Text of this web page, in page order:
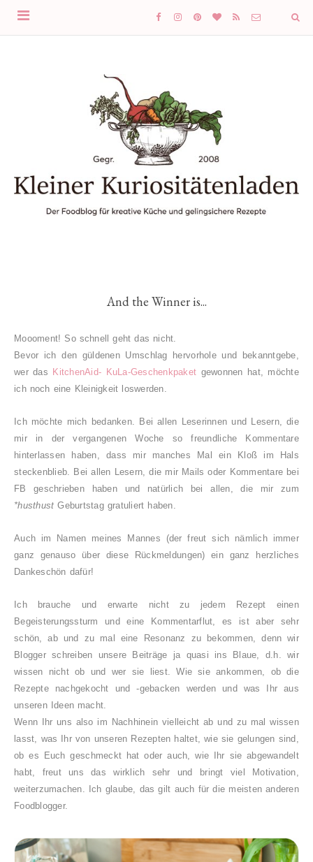
And the Winner is...
Moooment! So schnell geht das nicht.
Bevor ich den güldenen Umschlag hervorhole und bekanntgebe,
wer das KitchenAid- KuLa-Geschenkpaket gewonnen hat, möchte
ich noch eine Kleinigkeit loswerden.
Ich möchte mich bedanken. Bei allen Leserinnen und Lesern, die
mir in der vergangenen Woche so freundliche Kommentare
hinterlassen haben, dass mir manches Mal ein Kloß im Hals
steckenblieb. Bei allen Lesern, die mir Mails oder Kommentare bei
FB geschrieben haben und natürlich bei allen, die mir zum
*husthust Geburtstag gratuliert haben.
Auch im Namen meines Mannes (der freut sich nämlich immer
ganz genauso über diese Rückmeldungen) ein ganz herzliches
Dankeschön dafür!
Ich brauche und erwarte nicht zu jedem Rezept einen
Begeisterungssturm und eine Kommentarflut, es ist aber sehr
schön, ab und zu mal eine Resonanz zu bekommen, denn wir
Blogger schreiben unsere Beiträge ja quasi ins Blaue, d.h. wir
wissen nicht ob und wer sie liest. Wie sie ankommen, ob die
Rezepte nachgekocht und -gebacken werden und was Ihr aus
unseren Ideen macht.
Wenn Ihr uns also im Nachhinein vielleicht ab und zu mal wissen
lasst, was Ihr von unseren Rezepten haltet, wie sie gelungen sind,
ob es Euch geschmeckt hat oder auch, wie Ihr sie abgewandelt
habt, freut uns das wirklich sehr und bringt viel Motivation,
weiterzumachen. Ich glaube, das gilt auch für die meisten anderen
Foodblogger.